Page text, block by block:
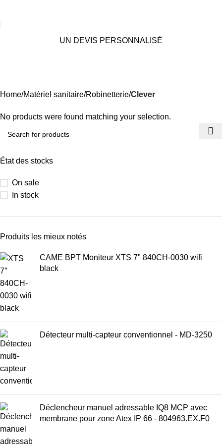
UN DEVIS PERSONNALISÉ
État des stocks
On sale
In stock
Produits les mieux notés
CAME BPT Moniteur XTS 7" 840CH-0030 wifi
black
Détecteur multi-capteur conventionnel - MD-3250
Déclencheur manuel adressable IQ8 MCP avec
membrane pour zone Atex IP 66 - 804963.EX.F0
Home Matériel sanitaire Robinetterie Clever
No products were found matching your selection.